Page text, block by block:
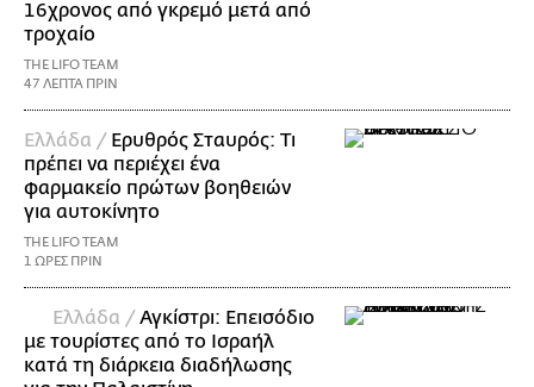
16χρονος από γκρεμό μετά από
τροχαίο
THE LIFO TEAM
47 ΛΕΠΤΑ ΠΡΙΝ
Ελλάδα / Ερυθρός Σταυρός: Τι
πρέπει να περιέχει ένα
φαρμακείο πρώτων βοηθειών
για αυτοκίνητο
THE LIFO TEAM
1 ΩΡΕΣ ΠΡΙΝ
Ελλάδα /Αγκίστρι: Επεισόδιο
με τουρίστες από το Ισραήλ
κατά τη διάρκεια διαδήλωσης